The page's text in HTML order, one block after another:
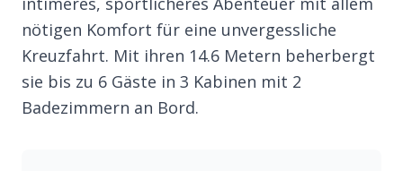
nötigen Komfort für eine unvergessliche
Kreuzfahrt. Mit ihren 14.6 Metern beherbergt
sie bis zu 6 Gäste in 3 Kabinen mit 2
Badezimmern an Bord.